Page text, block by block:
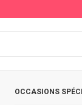
OCCASIONS